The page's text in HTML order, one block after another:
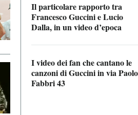
Il particolare rapporto tra
Francesco Guccini e Lucio
Dalla, in un video d’epoca
I video dei fan che cantano le
canzoni di Guccini in via Paolo
Fabbri 43